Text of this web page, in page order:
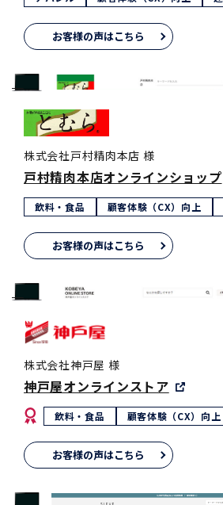
お客様の声はこちら
株式会社戸村精肉本店 様
戸村精肉本店オンラインショップ
飲料・食品 顧客体験（CX）向上
お客様の声はこちら
株式会社神戸屋 様
神戸屋オンラインストア
飲料・食品 顧客体験（CX）向上
お客様の声はこちら